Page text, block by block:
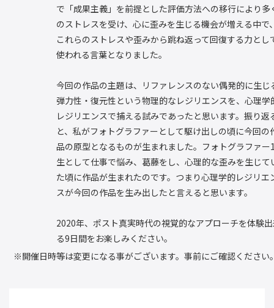
で「成果主義」を前提とした評価方法への移行により多
のストレスを受け、心に歪みを生じる機会が増える中で
これらのストレスや歪みから跳ね返って回復する力とし
使われる言葉となりました。
今回の作品の主題は、リファレンスのない偶発的に生じ
弾力性・復元性という物理的なレジリエンスを、心理学
レジリエンスで捕える試みであったと思います。振り返
と、私がフォトグラファーとして駆け出しの頃に今回の
品の原型となるものが生まれました。フォトグラファー
生として仕事で悩み、葛藤をし、心理的な歪みを生じて
た頃に作品が生まれたのです。つまり心理学的レジリエ
スが今回の作品を生み出したと言えると思います。
2020年、ポスト真実時代の視覚的なアプローチを体験
る9日間をお楽しみください。
※開催日時等は変更になる事がございます。事前にご確認ください